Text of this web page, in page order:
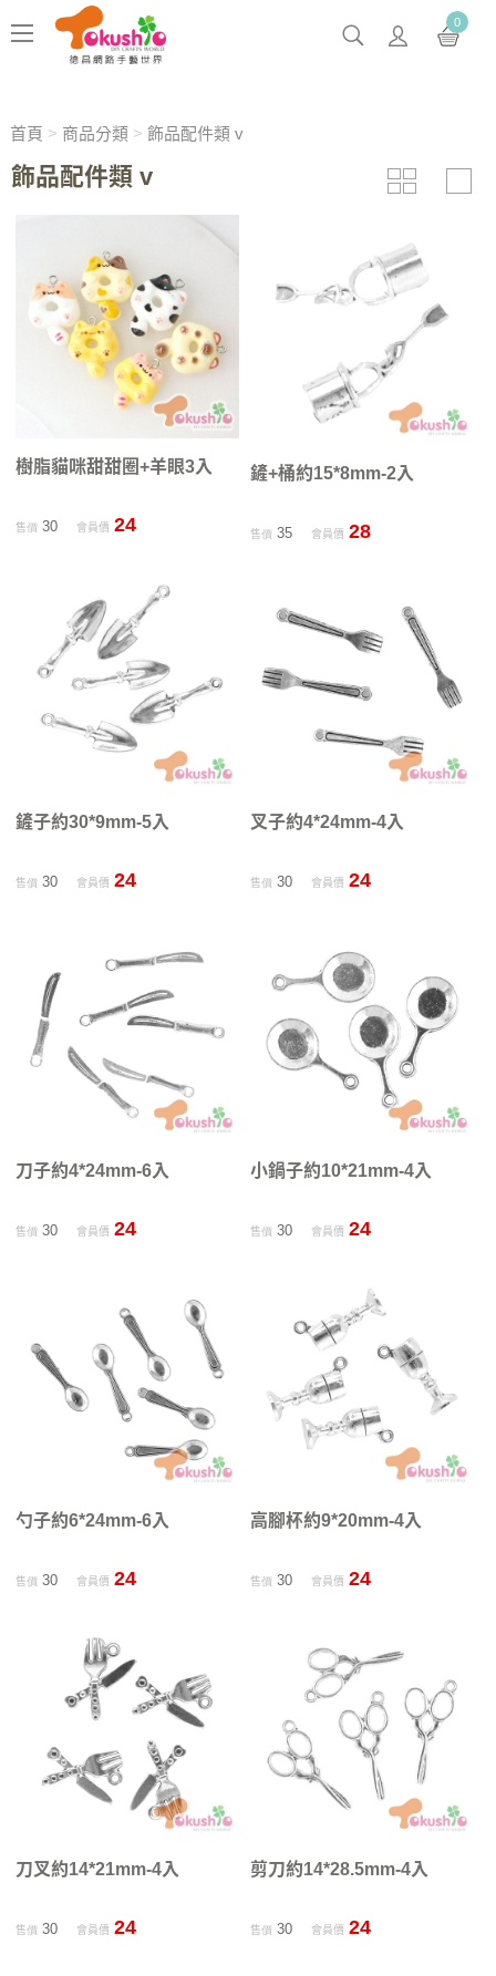
0
首頁 > 商品分類> 飾品配件類 v
飾品配件類 v
樹脂貓咪甜甜圈+羊眼3入
售價30 會員價 24
鏟+桶約15*8mm-2入
售價 35 會員價 28
鏟子約30*9mm-5入
售價30 會員價 24
叉子約4*24mm-4入
售價 30 會員價 24
刀子約4*24mm-6入
售價30 會員價 24
小鍋子約10*21mm-4入
售價 30 會員價 24
勺子約6*24mm-6入
售價30 會員價 24
高腳杯約9*20mm-4入
售價 30 會員價 24
刀叉約14*21mm-4入
售價30 會員價 24
剪刀約14*28.5mm-4入
售價 30 會員價 24